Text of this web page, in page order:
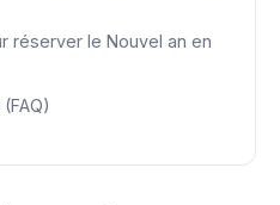
réserver le Nouvel an en